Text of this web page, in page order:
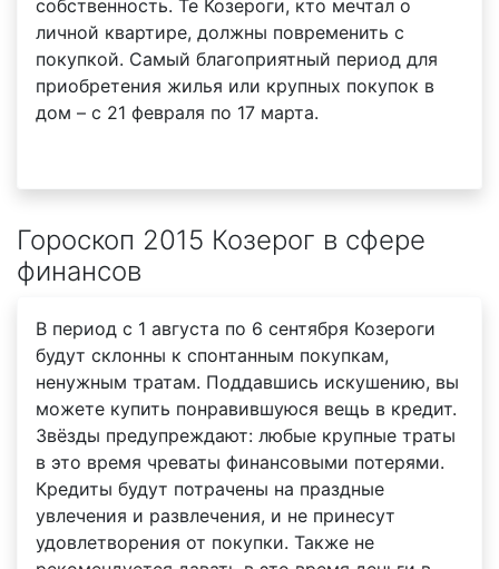
собственность. Те Козероги, кто мечтал о
личной квартире, должны повременить с
покупкой. Самый благоприятный период для
приобретения жилья или крупных покупок в
дом – с 21 февраля по 17 марта.
Гороскоп 2015 Козерог в сфере
финансов
В период с 1 августа по 6 сентября Козероги
будут склонны к спонтанным покупкам,
ненужным тратам. Поддавшись искушению, вы
можете купить понравившуюся вещь в кредит.
Звёзды предупреждают: любые крупные траты
в это время чреваты финансовыми потерями.
Кредиты будут потрачены на праздные
увлечения и развлечения, и не принесут
удовлетворения от покупки. Также не